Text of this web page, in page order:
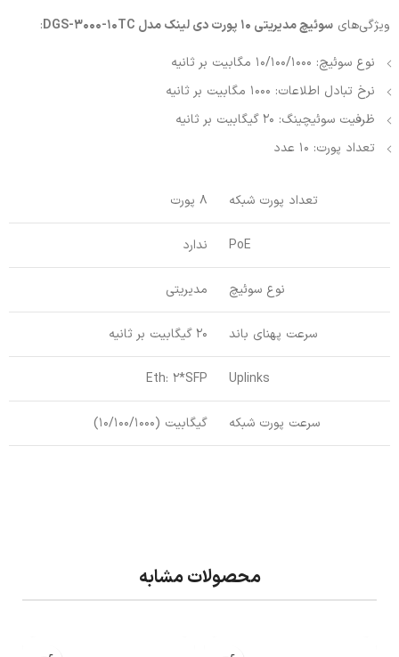
ویژگی‌های سوئیچ مدیریتی 10 پورت دی لینک مدل DGS-3000-10TC
:
نوع سوئیچ: 10/100/1000 مگابیت بر ثانیه
نرخ تبادل اطلاعات: 1000 مگابیت بر ثانیه
ظرفیت سوئیچینگ: 20 گیگابیت بر ثانیه
تعداد پورت: 10 عدد
تعداد پورت شبکه 8 پورت
PoE ندارد
نوع سوئیچ مدیریتی
سرعت پهنای باند 20 گیگابیت بر ثانیه
Uplinks
Eth: 2*SFP
سرعت پورت شبکه گیگابیت (10/100/1000)
محصولات مشابه